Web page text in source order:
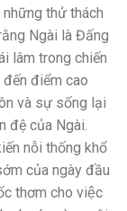
thử thách
Ngài là Đấng
lâm trong chiến
điểm cao
và sự sống lại
đệ của Ngài.
nỗi thống khổ
của ngày đầu
thơm cho việc